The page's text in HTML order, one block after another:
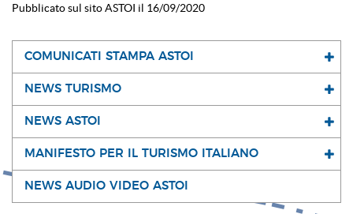
Pubblicato sul sito ASTOI il 16/09/2020
COMUNICATI STAMPA ASTOI
NEWS TURISMO
NEWS ASTOI
MANIFESTO PER IL TURISMO ITALIANO
NEWS AUDIO VIDEO ASTOI